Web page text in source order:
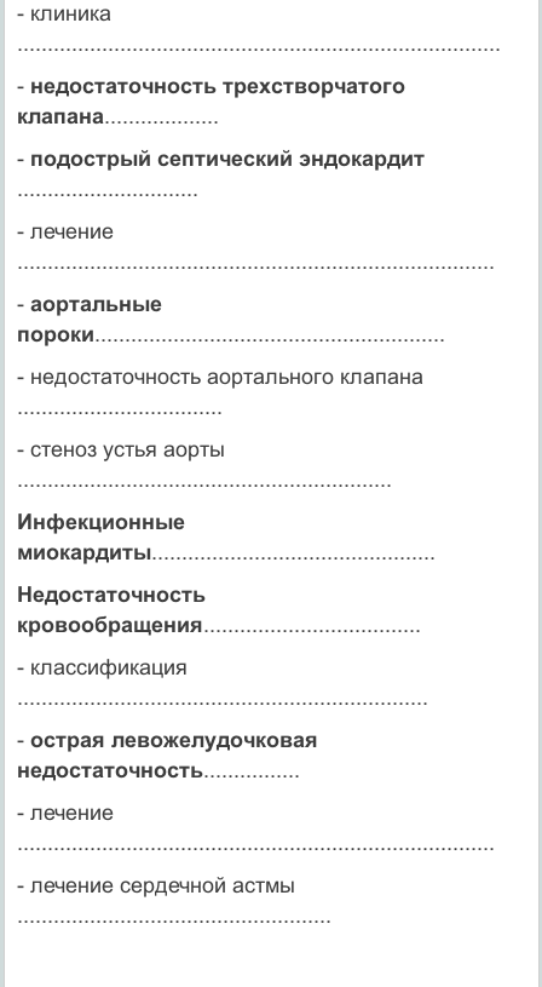
- клиника
................................................................................
- недостаточность трехстворчатого
клапана...................
- подострый септический эндокардит
..............................
- лечение
...............................................................................
- аортальные
пороки..........................................................
- недостаточность аортального клапана
..................................
- стеноз устья аорты
..............................................................
Инфекционные
миокардиты...............................................
Недостаточность
кровообращения....................................
- классификация
....................................................................
- острая левожелудочковая
недостаточность................
- лечение
...............................................................................
- лечение сердечной астмы
....................................................